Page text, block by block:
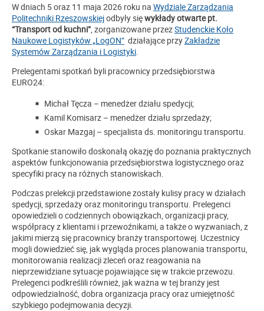
W dniach 5 oraz 11 maja 2026 roku na Wydziale Zarządzania
Politechniki Rzeszowskiejodbyły sięwykłady otwarte pt.
“Transport od kuchni” , zorganizowane przezStudenckie Koło
Naukowe Logistyków „LogON” działające przyZakładzie
Systemów Zarządzania i Logistyki
Prelegentami spotkań byli pracownicy przedsiębiorstwa
EURO24:
Michał Tęcza – menedżer działu spedycji;
Kamil Komisarz – menedżer działu sprzedaży;
Oskar Mazgaj – specjalista ds. monitoringu transportu.
Spotkanie stanowiło doskonałą okazję do poznania praktycznych
aspektów funkcjonowania przedsiębiorstwa logistycznego oraz
specyfiki pracy na różnych stanowiskach.
Podczas prelekcji przedstawione zostały kulisy pracy w działach
spedycji, sprzedaży oraz monitoringu transportu. Prelegenci
opowiedzieli o codziennych obowiązkach, organizacji pracy,
współpracy z klientami i przewoźnikami, a także o wyzwaniach, z
jakimi mierzą się pracownicy branży transportowej. Uczestnicy
mogli dowiedzieć się, jak wygląda proces planowania transportu,
monitorowania realizacji zleceń oraz reagowania na
nieprzewidziane sytuacje pojawiające się w trakcie przewozu.
Prelegenci podkreślili również, jak ważna w tej branży jest
odpowiedzialność, dobra organizacja pracy oraz umiejętność
szybkiego podejmowania decyzji.